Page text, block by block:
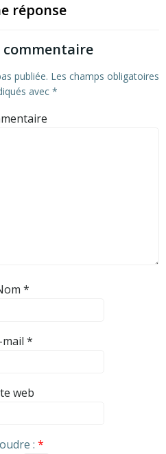
réponse
commentaire
publiée. Les champs obligatoires
avec *
*
mail *
web
: *